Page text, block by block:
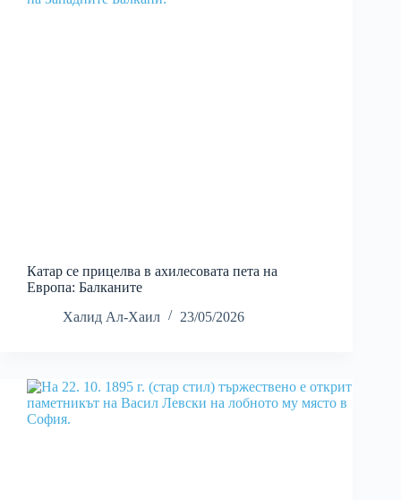
Катар се прицелва в ахилесовата пета на
Европа: Балканите
Халид Ал-Хаил
23/05/2026